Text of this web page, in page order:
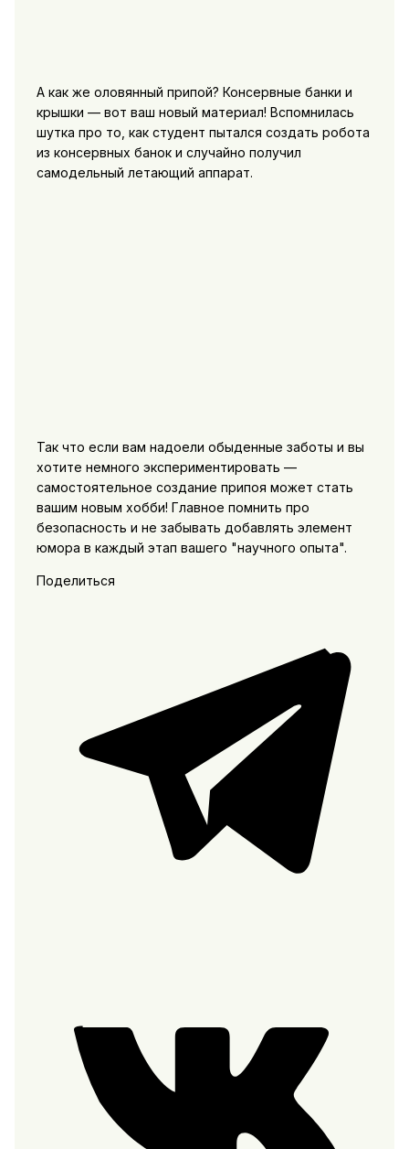
А как же оловянный припой? Консервные банки и
крышки — вот ваш новый материал! Вспомнилась
шутка про то, как студент пытался создать робота
из консервных банок и случайно получил
самодельный летающий аппарат.
Так что если вам надоели обыденные заботы и вы
хотите немного экспериментировать —
самостоятельное создание припоя может стать
вашим новым хобби! Главное помнить про
безопасность и не забывать добавлять элемент
юмора в каждый этап вашего "научного опыта".
Поделиться